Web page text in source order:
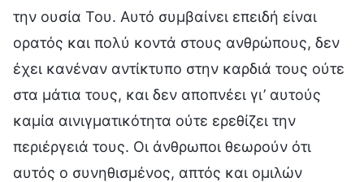
την ουσία Του. Αυτό συμβαίνει επειδή είναι
ορατός και πολύ κοντά στους ανθρώπους, δεν
έχει κανέναν αντίκτυπο στην καρδιά τους ούτε
στα μάτια τους, και δεν αποπνέει γι’ αυτούς
καμία αινιγματικότητα ούτε ερεθίζει την
περιέργειά τους. Οι άνθρωποι θεωρούν ότι
αυτός ο συνηθισμένος, απτός και ομιλών